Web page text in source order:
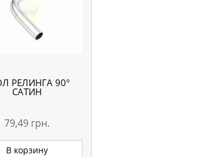
РЕЛИНГА 90°
САТИН
79,49 грн.
В корзину